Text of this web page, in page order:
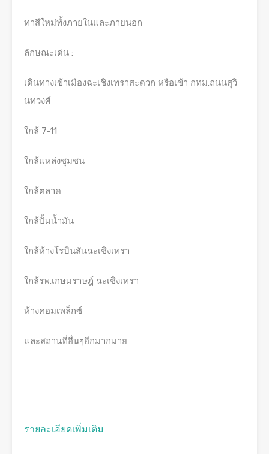
ทาสีใหม่ทั้งภายในและภายนอก
ลักษณะเด่น :
เดินทางเข้าเมืองฉะเชิงเทราสะดวก หรือเข้า กทม.ถนนสุวิ
นทวงศ์
ใกล้ 7-11
ใกล้แหล่งชุมชน
ใกล้ตลาด
ใกล้ปั้มน้ำมัน
ใกล้ห้างโรบินสันฉะเชิงเทรา
ใกล้รพ.เกษมราษฎ์ ฉะเชิงเทรา
ห้างคอมเพล็กซ์
และสถานที่อื่นๆอีกมากมาย
รายละเอียดเพิ่มเติม